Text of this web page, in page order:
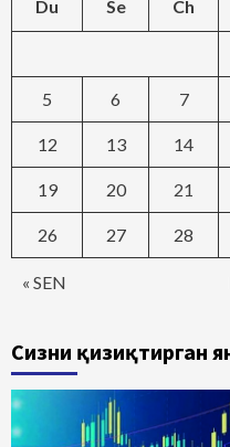
Du Se Ch
« SEN
5 6 7
12 13 14
19 20 21
26 27 28
Сизни қизиқтирган